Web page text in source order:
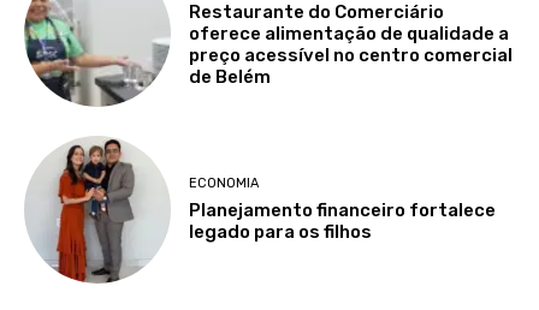
Restaurante do Comerciário
oferece alimentação de qualidade a
preço acessível no centro comercial
de Belém
ECONOMIA
Planejamento financeiro fortalece
legado para os filhos